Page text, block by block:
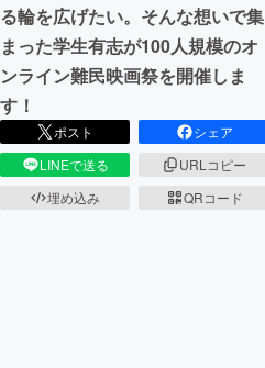
る輪を広げたい。そんな想いで集
まった学生有志が100人規模のオ
ンライン難民映画祭を開催しま
す！
ポスト
シェア
LINEで送る
URLコピー
埋め込み
QRコード